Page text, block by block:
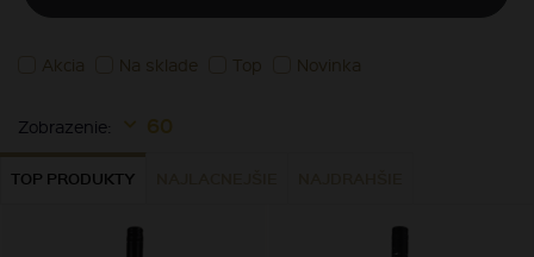
TOP PRODUKTY
Akcia Na sklade Top Novinka
Zobrazenie: 60